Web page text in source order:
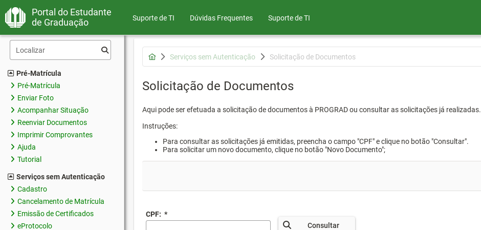
Portal do Estudante
de Graduação
Suporte de TI Dúvidas Frequentes Suporte de TI
Pré-Matrícula
Pré-Matrícula
Enviar Foto
Acompanhar Situação
Reenviar Documentos
Imprimir Comprovantes
Ajuda
Tutorial
Serviços sem Autenticação
Cadastro
Cancelamento de Matrícula
Emissão de Certificados
eProtocolo
Serviços sem Autenticação Solicitação de Documentos
Solicitação de Documentos
Aqui pode ser efetuada a solicitação de documentos à PROGRAD ou consultar as solicitações já realizadas.
Instruções:
Para consultar as solicitações já emitidas, preencha o campo "CPF" e clique no botão "Consultar".
Para solicitar um novo documento, clique no botão "Novo Documento";
CPF: *
Consultar